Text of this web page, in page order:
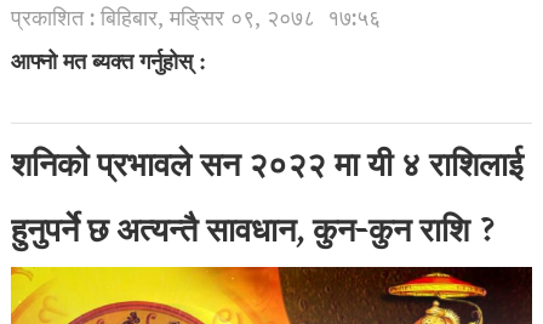
प्रकाशित : बिहिबार, मङि्सर ०९, २०७८ १७:५६
आफ्नो मत ब्यक्त गर्नुहोस् :
शनिको प्रभावले सन २०२२ मा यी ४ राशिलाई
हुनुपर्ने छ अत्यन्तै सावधान, कुन-कुन राशि ?